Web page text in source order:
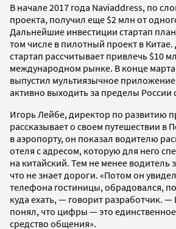
В начале 2017 года Naviaddress, по
проекта, получил еще $2 млн от
Дальнейшие инвестиции стартап
том числе в пилотный проект в Китае.
стартап рассчитывает привлечь $10
международном рынке. В конце
выпустил мультиязычное
активно выходить за пределы России
Игорь Лейбе, директор по развитию
рассказывает о своем путешествии в
в аэропорту, он показал водителю
отеля с адресом, которую для него
на китайский. Тем не менее водитель
что не знает дороги. «Потом он
телефона гостиницы, обрадовался,
куда ехать, — говорит разработчик. —
понял, что цифры — это
средство общения».